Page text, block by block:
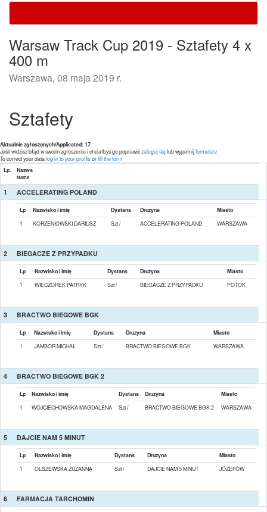
Warsaw Track Cup 2019 - Sztafety 4 x
400 m
Warszawa, 08 maja 2019 r.
Sztafety
Aktualnie zgłoszonych/Applicated: 17
Jeśli widzisz błąd w swoim zgłoszeniu i chciałbyś go poprawićzaloguj sięlub wypełnijformularz
To correct your datalog in to your profileorfill the form
Lp.
Nazwa
Name
1 ACCELERATING POLAND
Lp Nazwisko i imię Dystans Druzyna
Miasto
1
KORZENIOWSKI DARIUSZ Szt / ACCELERATING POLAND WARSZAWA
2 BIEGACZE Z PRZYPADKU
Lp Nazwisko i imię Dystans Druzyna
Miasto
1
WIECZOREK PATRYK Szt / BIEGACZE Z PRZYPADKU POTOK
3 BRACTWO BIEGOWE BGK
Lp Nazwisko i imię Dystans Druzyna
Miasto
1
JAMBOR MICHAŁ Szt / BRACTWO BIEGOWE BGK WARSZAWA
4 BRACTWO BIEGOWE BGK 2
Lp Nazwisko i imię Dystans Druzyna
Miasto
1
WOJCIECHOWSKA MAGDALENA Szt / BRACTWO BIEGOWE BGK 2 WARSZAWA
5 DAJCIE NAM 5 MINUT
Lp Nazwisko i imię Dystans Druzyna
Miasto
1
OLSZEWSKA ZUZANNA Szt / DAJCIE NAM 5 MINUT JÓZEFÓW
6 FARMACJA TARCHOMIN